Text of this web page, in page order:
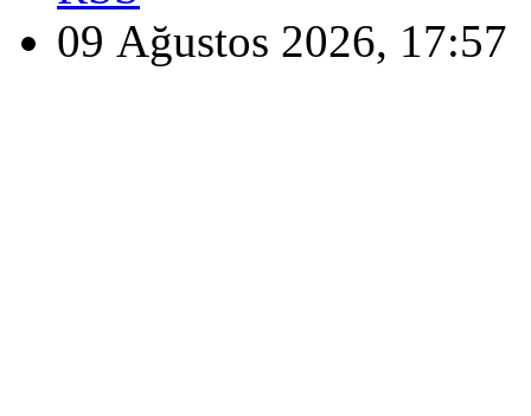
09 Ağustos 2026, 17:57